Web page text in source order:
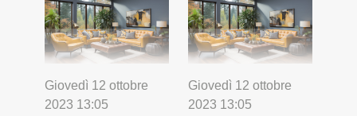
Giovedì 12 ottobre
2023 13:05
Giovedì 12 ottobre
2023 13:05